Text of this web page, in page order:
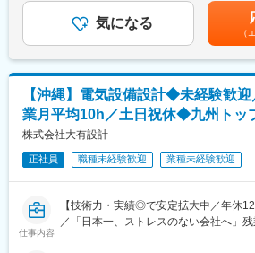
変更の範囲：会社の定める業務
・既存施設の改装におけるホテルデザ
案、設計
フの視点までをイメージし、自社ブラ
ことができます。
・リゾートホテルに特化した一級建築
・若手でも活躍できる環境です。所属す
歳です。
・東南アジアなどのリゾート地で展開予
に挑戦可能です。
給与補足＞■賞与：業績連動型（年1回
金額であり、選考を通じて上下する可
は固定手当を含めた表記です。
気になる
（
【沖縄】電気設備設計◆未経験歓
業月平均10h／土日祝休◆九州トッ
株式会社大有設計
正社員 職種未経験歓迎 業種未経験歓迎
仕事内容
【技術力・実績◎で安定拡大中／年休
／「日本一、ストレスのない会社へ」